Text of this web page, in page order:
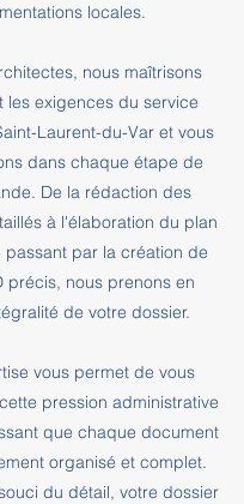
locales.
nous maîtrisons
les exigences du service
Laurent-du-Var et vous
dans chaque étape de
De la rédaction des
à l'élaboration du plan
passant par la création de
précis, nous prenons en
de votre dossier.
vous permet de vous
pression administrative
que chaque document
organisé et complet.
du détail, votre dossier